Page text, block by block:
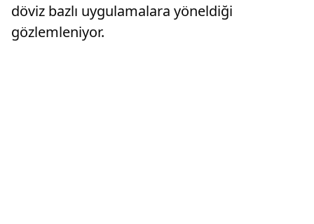
döviz bazlı uygulamalara yöneldiği
gözlemleniyor.